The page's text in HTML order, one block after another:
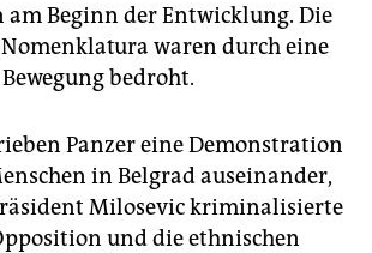
am Beginn der Entwicklung. Die
waren durch eine
bedroht.
Panzer eine Demonstration
in Belgrad auseinander,
Milosevic kriminalisierte
und die ethnischen